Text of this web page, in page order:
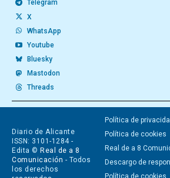
Telegram
X
WhatsApp
Youtube
Bluesky
Mastodon
Threads
Diario de Alicante
ISSN: 3101-1284 -
Edita © Real de a 8
Comunicación - Todos
los derechos
Política de
Política de cookies
Real de a 8
Descargo de
Política de cookies